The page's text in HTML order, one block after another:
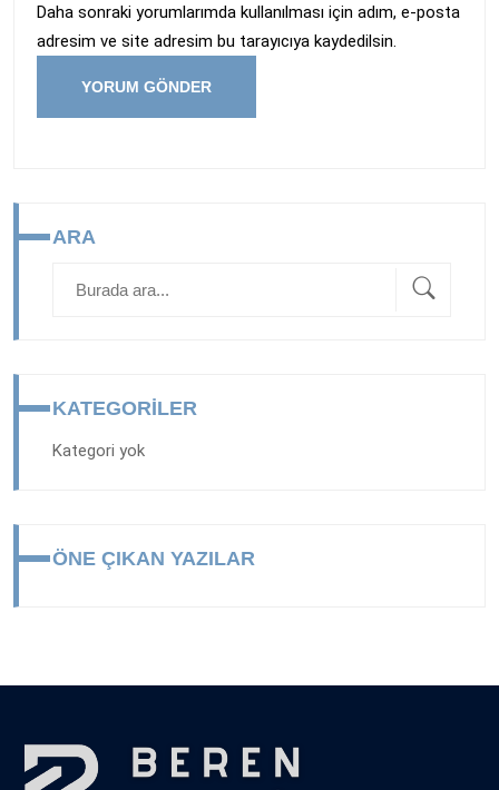
Daha sonraki yorumlarımda kullanılması için adım, e-posta
adresim ve site adresim bu tarayıcıya kaydedilsin.
ARA
KATEGORILER
Kategori yok
ÖNE ÇIKAN YAZILAR